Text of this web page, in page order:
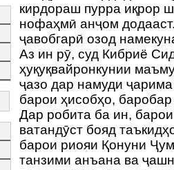
кирдораш пурра иқрор
нофаҳмӣ анҷом
ҷавобгарӣ озод
Аз ин рӯ, суд Кибриё
ҳуқуқвайронкунии
ҷазо дар намуди
барои ҳисобҳо,
Дар робита ба ин,
ватандӯст бояд
барои риояи Қонуни
танзими анъана ва